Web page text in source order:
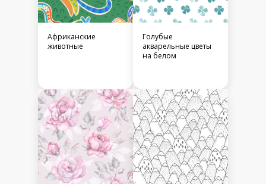
Африканские
животные
Голубые
акварельные цветы
на белом